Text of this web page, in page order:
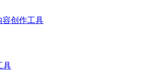
容创作工具
具